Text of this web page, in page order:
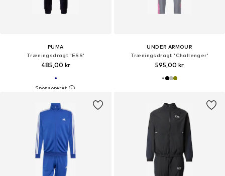
PUMA
Træningsdragt 'ESS'
485,00 kr
UNDER ARMOUR
Træningsdragt 'Challenger'
595,00 kr